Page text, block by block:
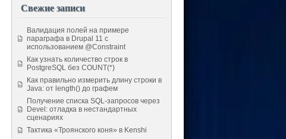
Свежие записи
Валидация полей на примере
параграфа в Drupal 11 с
использованием @Constraint
Как узнать количество строк в
PostgreSQL без COUNT(*)
Как правильно измерить длину строки в
Java: от length() до графем
Получение списка SQL-запросов через
Devel: отладка в нестандартных
сценариях
Тактика «Троянского коня» в Kenshi